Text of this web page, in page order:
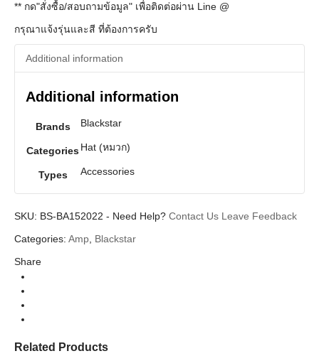
** กด"สั่งซื้อ/สอบถามข้อมูล" เพื่อติดต่อผ่าน Line @
กรุณาแจ้งรุ่นและสี ที่ต้องการครับ
Additional information
Additional information
Brands Blackstar
CategoriesHat (หมวก)
Types Accessories
SKU: BS-BA152022 - Need Help? Contact Us Leave Feedback
Categories: Amp, Blackstar
Share
Related Products